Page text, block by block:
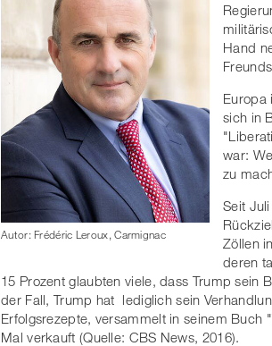
Autor: Frédéric Leroux, Carmignac
Hand
Europa
sich in
war:
zu
Seit
Zöllen
deren
15 Prozent glaubten viele, dass Trump sein
der Fall, Trump hat lediglich sein
Erfolgsrezepte, versammelt in seinem Buch
Mal verkauft (Quelle: CBS News, 2016).